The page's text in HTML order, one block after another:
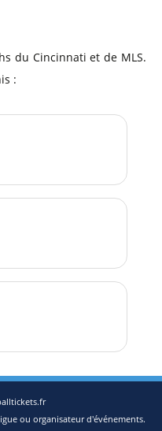
du Cincinnati et de MLS.
:
ou organisateur d'événements.